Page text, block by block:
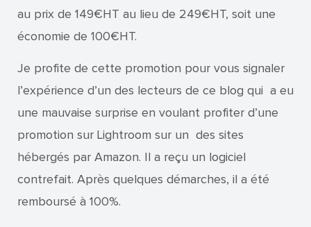
au prix de 149€HT au lieu de 249€HT, soit une
économie de 100€HT.
Je profite de cette promotion pour vous signaler
l’expérience d’un des lecteurs de ce blog qui a eu
une mauvaise surprise en voulant profiter d’une
promotion sur Lightroom sur un des sites
hébergés par Amazon. Il a reçu un logiciel
contrefait. Après quelques démarches, il a été
remboursé à 100%.